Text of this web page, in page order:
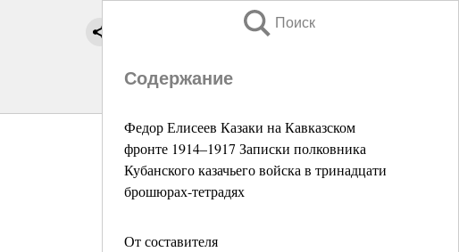
Поиск
Содержание
Федор Елисеев Казаки на Кавказском
фронте 1914–1917 Записки полковника
Кубанского казачьего войска в тринадцати
брошюрах-тетрадях
От составителя